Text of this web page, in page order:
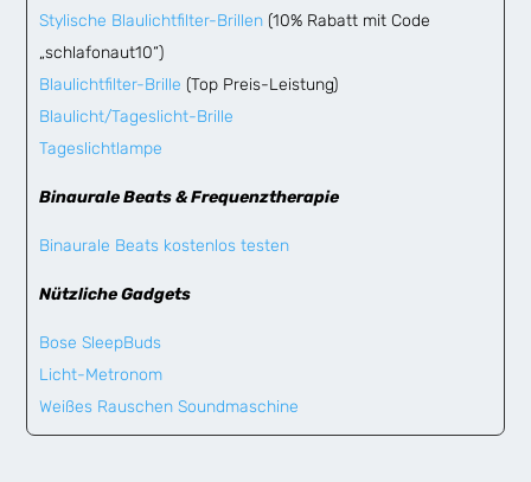
Stylische Blaulichtfilter-Brillen (10% Rabatt mit Code
„schlafonaut10“)
Blaulichtfilter-Brille (Top Preis-Leistung)
Blaulicht/Tageslicht-Brille
Tageslichtlampe
Binaurale Beats & Frequenztherapie
Binaurale Beats kostenlos testen
Nützliche Gadgets
Bose SleepBuds
Licht-Metronom
Weißes Rauschen Soundmaschine